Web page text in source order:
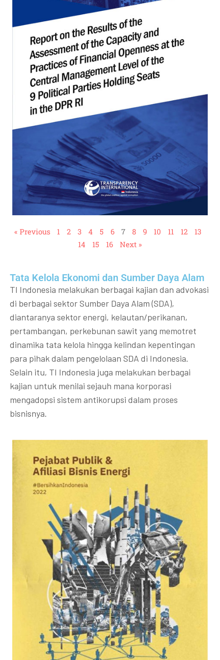
« Previous 1 2 3 4 5 6 7 8 9 10 11 12
13
14
15 16 Next »
Tata Kelola Ekonomi dan Sumber Daya Alam
TI Indonesia melakukan berbagai kajian dan advokasi
di berbagai sektor Sumber Daya Alam (SDA),
diantaranya sektor energi, kelautan/perikanan,
pertambangan, perkebunan sawit yang memotret
dinamika tata kelola hingga kelindan kepentingan
para pihak dalam pengelolaan SDA di Indonesia.
Selain itu, TI Indonesia juga melakukan berbagai
kajian untuk menilai sejauh mana korporasi
mengadopsi sistem antikorupsi dalam proses
bisnisnya.